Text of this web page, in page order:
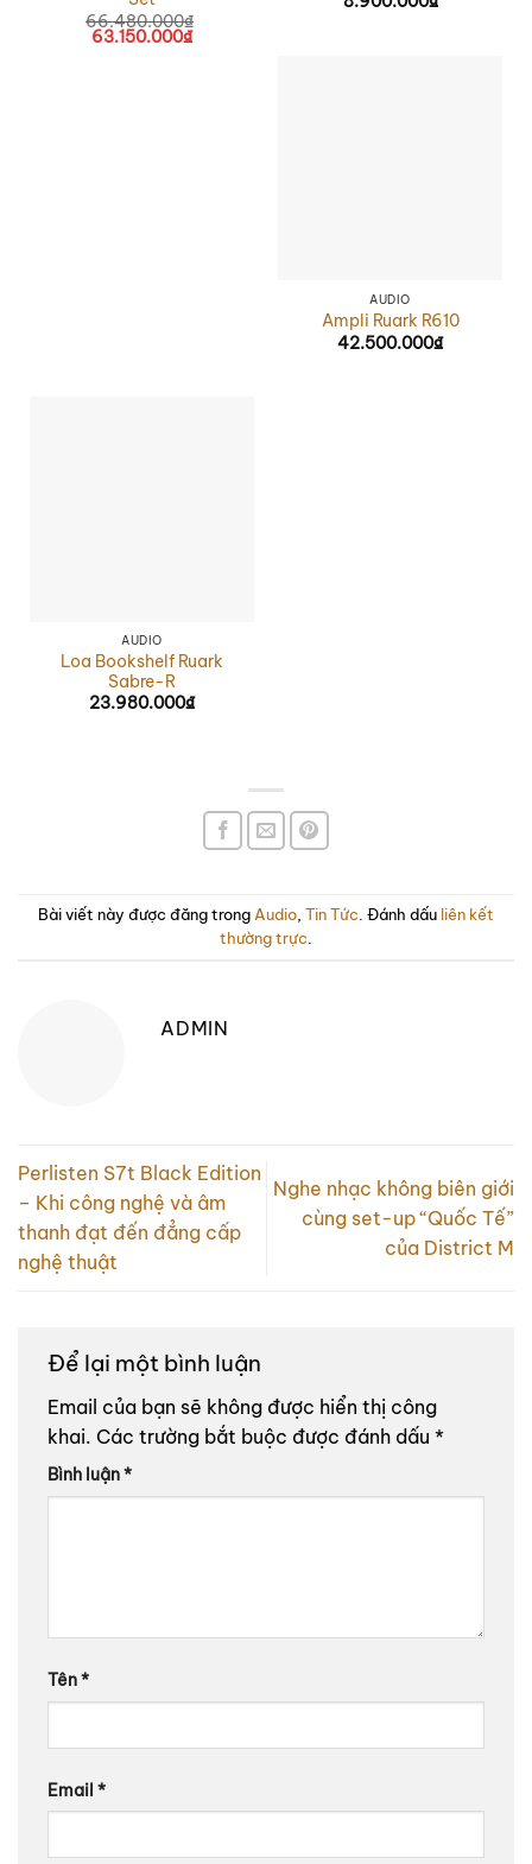
66.480.000₫
63.150.000₫
AUDIO
Ampli Ruark R610
42.500.000₫
AUDIO
Loa Bookshelf Ruark
Sabre-R
23.980.000₫
Bài viết này được đăng trongAudio, Tin Tức. Đánh dấu liên kết
thường trực.
ADMIN
Perlisten S7t Black Edition
– Khi công nghệ và âm
thanh đạt đến đẳng cấp
nghệ thuật
Nghe nhạc không biên giới
cùng set-up “Quốc Tế”
của District M
Để lại một bình luận
Email của bạn sẽ không được hiển thị công
khai. Các trường bắt buộc được đánh dấu *
Bình luận*
Tên*
Email *